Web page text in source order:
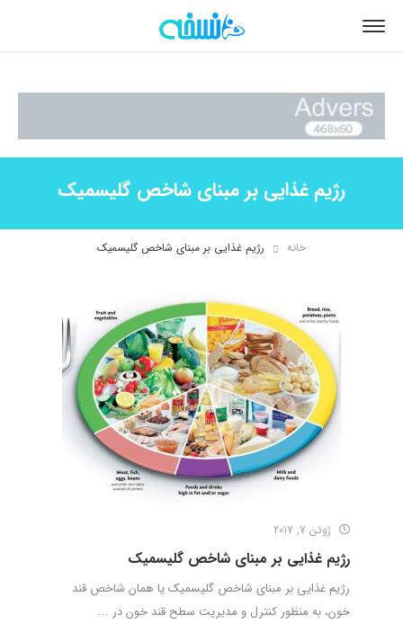
رژیم غذایی بر مبنای شاخص گلیسمیک
خانه رژیم غذایی بر مبنای شاخص گلیسمیک
ژوئن 7, 2017
رژیم غذایی بر مبنای شاخص گلیسمیک
رژیم غذایی بر مبنای شاخص گلیسمیک یا همان شاخص قند
خون، به منظور کنترل و مدیریت سطح قند خون در ...